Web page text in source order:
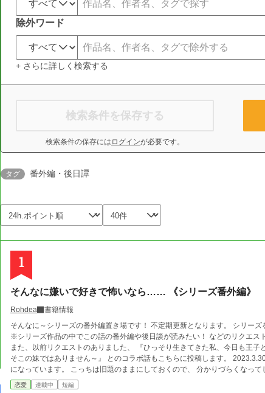
除外ワード
+ さらに詳しく検索する
検索条件を保存する
検索条件の保存には ログインが必要です。
タグ 番外編・後日譚
1
そんなに嫌いで好きで怖いなら…… 《シリーズ番外編》
Rohdea
書籍情報
そんなに～シリーズの番外編置き場です！ 不定期更新となります。 シリーズをそれぞれ読んで下さった方向け。 ご了承下さいませ。
※シリーズ作品の中でこの話の番外編や後日談が読みたい！ などのリクエス
また、以前リクエストのありました、 『ひっそり生きてきた私、今日も王子と精霊に溺愛されて
そこの妹ではありません～』 とのコラボ話もこちらに投稿します。 2023.3.30 追記 『ひっそり～』は、書籍化に伴いタイトルが変更
になっています。 こっちは旧題のままにしておくので、 分かりづらくなって
恋愛 連載中 短編